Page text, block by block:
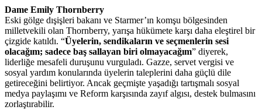
Dame Emily Thornberry
Eski gölge dışişleri bakanı ve Starmer’ın komşu bölgesinden
milletvekili olan Thornberry, yarışa hükümete karşı daha eleştirel bir
çizgide katıldı. “Üyelerin, sendikaların ve seçmenlerin sesi
olacağım; sadece baş sallayan biri olmayacağım” diyerek,
liderliğe mesafeli duruşunu vurguladı. Gazze, servet vergisi ve
sosyal yardım konularında üyelerin taleplerini daha güçlü dile
getireceğini belirtiyor. Ancak geçmişte yaşadığı tartışmalı sosyal
medya paylaşımı ve Reform karşısında zayıf algısı, destek bulmasını
zorlaştırabilir.